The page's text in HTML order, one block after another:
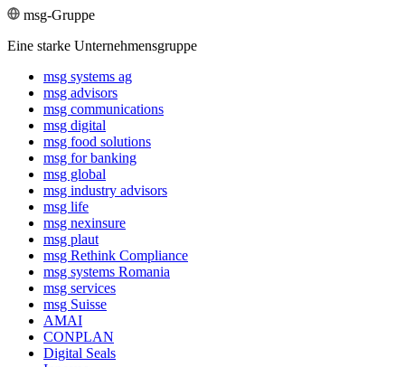
msg-Gruppe
Eine starke Unternehmensgruppe
msg systems ag
msg advisors
msg commu­ni­ca­tions
msg digital
msg food solutions
msg for banking
msg global
msg industry advisors
msg life
msg nexinsure
msg plaut
msg Rethink Compli­ance
msg systems Romania
msg services
msg Suisse
AMAI
CONPLAN
Digital Seals